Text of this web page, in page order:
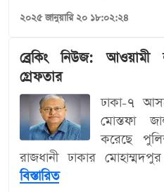
২০২৫ জানুয়ারি ২০ ১৮:০২:২৪
ব্রেকিং নিউজ: আওয়ামী
গ্রেফতার
ঢাকা-৭
মোস্তফা
করেছে
রাজধানী ঢাকার
বিস্তারিত